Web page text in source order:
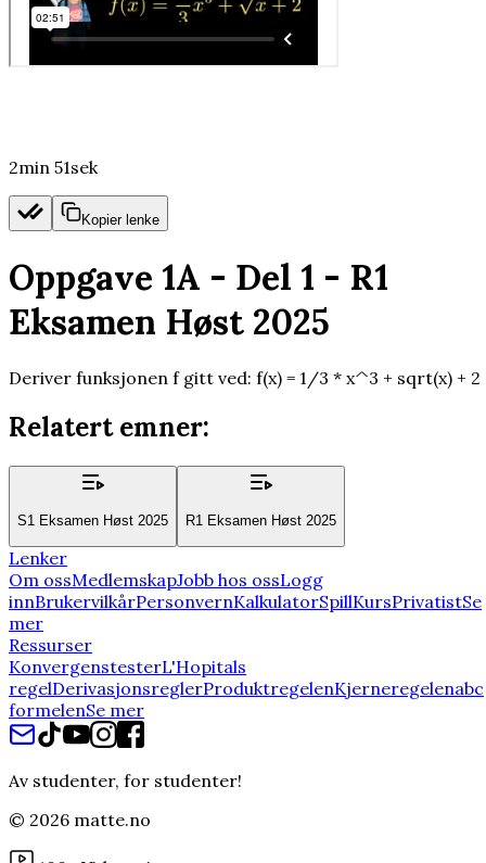
2min 51sek
Kopier lenke
Oppgave 1A - Del 1 - R1
Eksamen Høst 2025
Deriver funksjonen f gitt ved: f(x) = 1/3 * x^3 + sqrt(x) + 2
Relatert emner:
S1 Eksamen Høst 2025 R1 Eksamen Høst 2025
Lenker
Om ossMedlemskapJobb hos ossLogg
innBrukervilkårPersonvernKalkulatorSpillKursPrivatistSe
mer
Ressurser
KonvergenstesterL'Hopitals
regelDerivasjonsreglerProduktregelenKjerneregelenabc
formelenSe mer
Av studenter, for studenter!
© 2026 matte.no